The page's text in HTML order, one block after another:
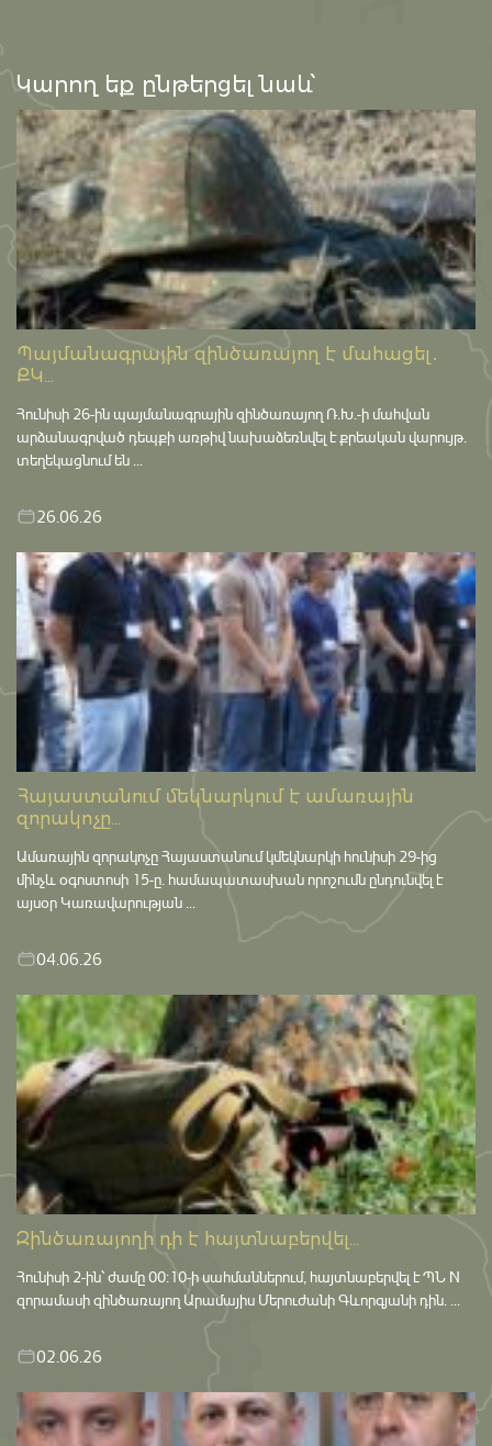
Կարող եք ընթերցել նաև՝
Պայմանագրային զինծառայող է մահացել․
ՔԿ...
Հունիսի 26-ին պայմանագրային զինծառայող Ռ.Խ.-ի մահվան
արձանագրված դեպքի առթիվ նախաձեռնվել է քրեական վարույթ․
տեղեկացնում են ...
26.06.26
Հայաստանում մեկնարկում է ամառային
զորակոչը...
Ամառային զորակոչը Հայաստանում կմեկնարկի հունիսի 29-ից
մինչև օգոստոսի 15-ը․ համապատասխան որոշումն ընդունվել է
այսօր Կառավարության ...
04.06.26
Զինծառայողի դի է հայտնաբերվել...
Հունիսի 2-ին՝ ժամը 00:10-ի սահմաններում, հայտնաբերվել է ՊՆ N
զորամասի զինծառայող Արամայիս Մերուժանի Գևորգյանի դին. ...
02.06.26